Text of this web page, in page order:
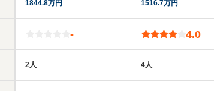
1844.8万円
-
2人
1516.7万円
4.0
4人